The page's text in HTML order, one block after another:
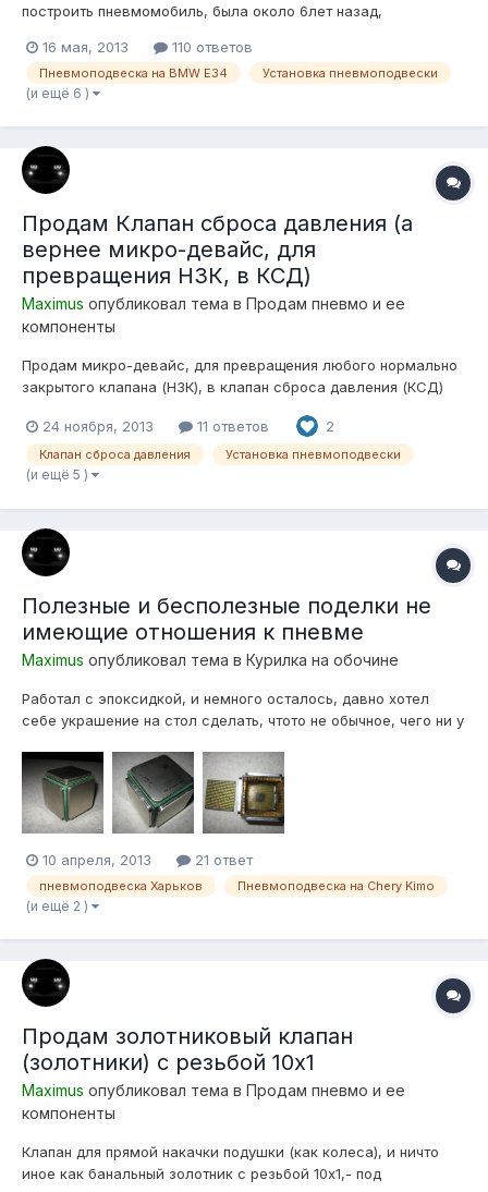
построить пневмомобиль, была около 6лет назад,
минимальными знаниями и большим желанием постройки
пневмы, собирая информацию в интерене по крупинкам, не
нашел иного выхода как подобрать подушки ТУПО...
16 мая, 2013 110 ответов
Пневмоподвеска на BMW E34 Установка пневмоподвески
(и ещё 6 )
Продам Клапан сброса давления (а
вернее микро-девайс, для
превращения НЗК, в КСД)
Maximus опубликовал тема в Продам пневмо и ее
компоненты
Продам микро-девайс, для превращения любого нормально
закрытого клапана (НЗК), в клапан сброса давления (КСД)
открывает любой НЗК на некоторое время после выключения
компрессора! Девайс имеет размеры 20х30х6мм! С одной
стороны 3 входных провода,...
24 ноября, 2013 11 ответов 2
Клапан сброса давления Установка пневмоподвески
(и ещё 5 )
Полезные и бесполезные поделки не
имеющие отношения к пневме
Maximus опубликовал тема в Курилка на обочине
Работал с эпоксидкой, и немного осталось, давно хотел
себе украшение на стол сделать, чтото не обычное, чего ни у
как шар от русского бильярда.
10 апреля, 2013 21 ответ
пневмоподвеска Харьков Пневмоподвеска на Chery Kimo
(и ещё 2 )
Продам золотниковый клапан
(золотники) с резьбой 10х1
Maximus опубликовал тема в Продам пневмо и ее
компоненты
Клапан для прямой накачки подушки (как колеса), и ничто
иное как банальный золотник с резьбой 10х1,- под